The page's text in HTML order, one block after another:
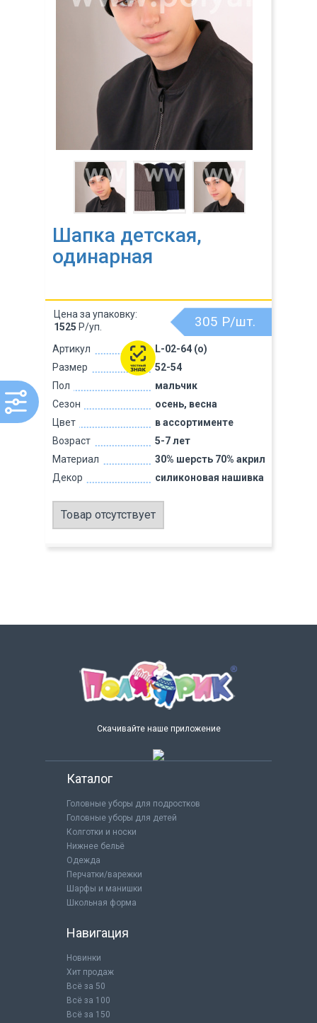
Шапка детская,
одинарная
Артикул
L-02-64 (о)
Размер
52-54
Пол
мальчик
Сезон
осень, весна
Цвет
в ассортименте
Возраст
5-7 лет
Материал
30% шерсть 70% акрил
Декор
силиконовая нашивка
305 Р/шт.
Цена за упаковку:
1525 Р/уп.
Товар отсутствует
Скачивайте наше приложение
Каталог
Головные уборы для подростков
Головные уборы для детей
Колготки и носки
Нижнее бельё
Одежда
Перчатки/варежки
Шарфы и манишки
Школьная форма
Навигация
Новинки
Хит продаж
Всё за 50
Всё за 100
Всё за 150